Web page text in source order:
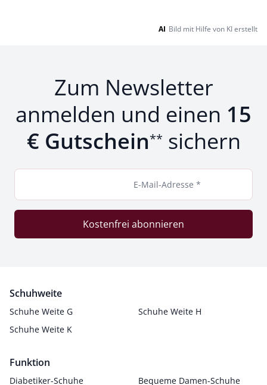
AI Bild mit Hilfe von KI erstellt
Zum Newsletter
anmelden und einen 15
€ Gutschein** sichern
E-Mail-Adresse *
Kostenfrei abonnieren
Schuhweite
Schuhe Weite G
Schuhe Weite H
Schuhe Weite K
Funktion
Diabetiker-Schuhe
Bequeme Damen-Schuhe